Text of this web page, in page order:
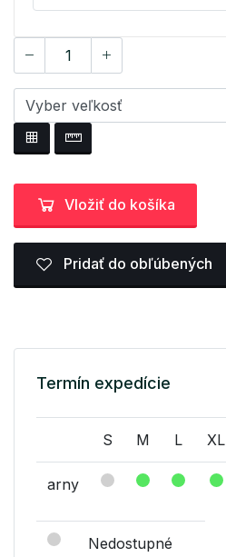
Vložiť do košíka
Pridať do obľúbených
Termín expedície
S M L XL
arny
Nedostupné